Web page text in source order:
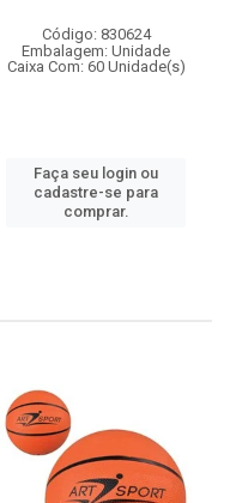
Código: 830624
Embalagem: Unidade
Caixa Com: 60 Unidade(s)
Faça seu login ou
cadastre-se para
comprar.